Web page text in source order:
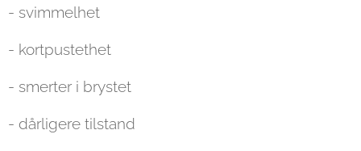
- svimmelhet
- kortpustethet
- smerter i brystet
- dårligere tilstand